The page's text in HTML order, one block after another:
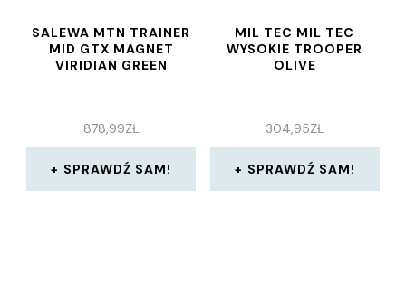
SALEWA MTN TRAINER
MID GTX MAGNET
VIRIDIAN GREEN
878,99ZŁ
SPRAWDŹ SAM!
MIL TEC MIL TEC
WYSOKIE TROOPER
OLIVE
304,95ZŁ
SPRAWDŹ SAM!